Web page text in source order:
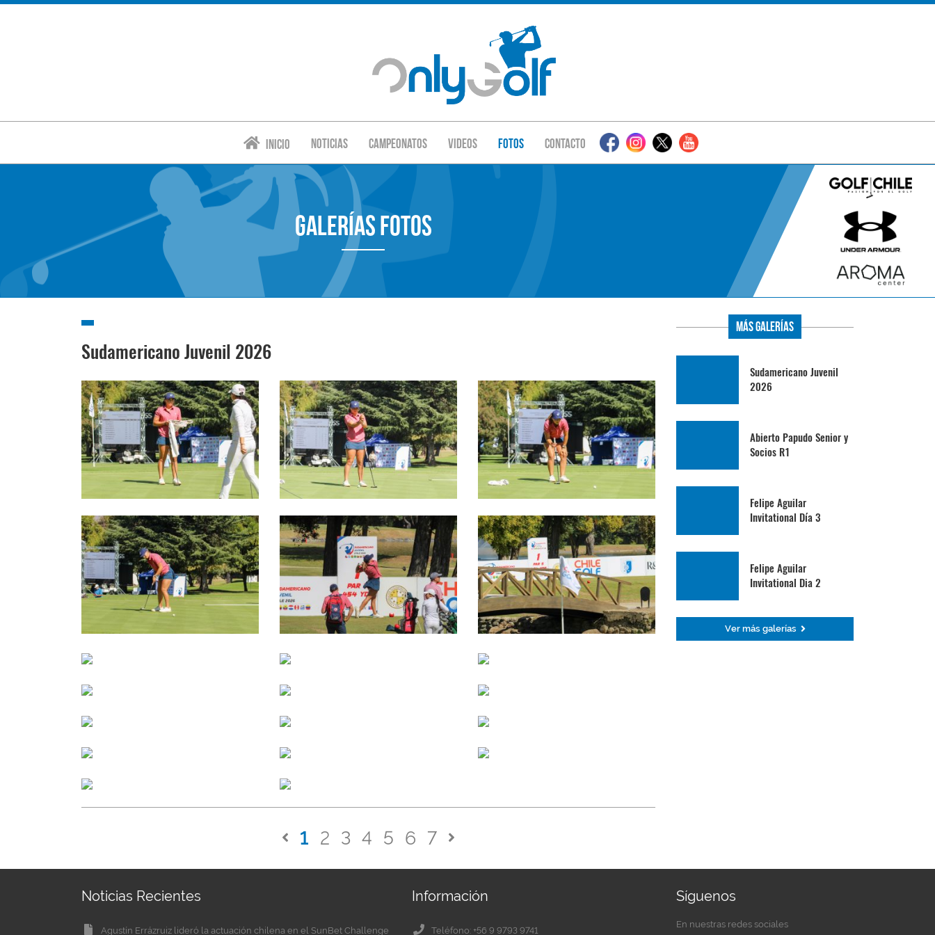
Inicio Noticias Campeonatos Videos Fotos Contacto
Galerías Fotos
Sudamericano Juvenil 2026
1 2 3 4 5 6 7
Más Galerías
Sudamericano Juvenil
2026
Abierto Papudo Senior y
Socios R1
Felipe Aguilar
Invitational Día 3
Felipe Aguilar
Invitational Dia 2
Ver más galerías
Noticias Recientes
Agustín Errázruiz lideró la actuación chilena en el SunBet Challenge
Información
Teléfono: +56 9 9793 9741
Síguenos
En nuestras redes sociales